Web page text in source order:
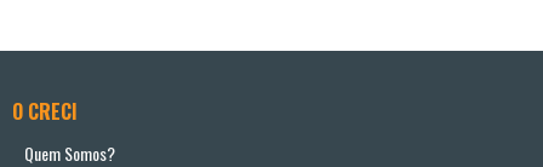
O CRECI
Quem Somos?